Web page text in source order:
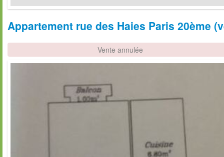
Appartement rue des Haies Paris 20ème
Vente annulée